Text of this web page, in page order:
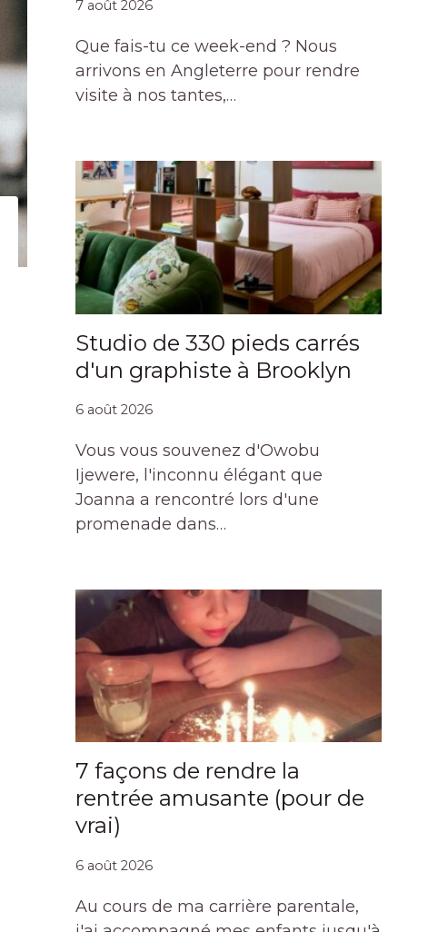
7 août 2026
Que fais-tu ce week-end ? Nous
arrivons en Angleterre pour rendre
visite à nos tantes,…
Studio de 330 pieds carrés
d'un graphiste à Brooklyn
6 août 2026
Vous vous souvenez d'Owobu
Ijewere, l'inconnu élégant que
Joanna a rencontré lors d'une
promenade dans…
7 façons de rendre la
rentrée amusante (pour de
vrai)
6 août 2026
Au cours de ma carrière parentale,